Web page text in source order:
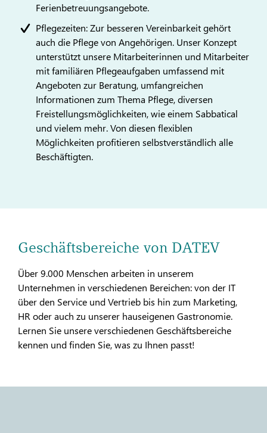
Ferienbetreuungsangebote.
Pflegezeiten: Zur besseren Vereinbarkeit gehört
auch die Pflege von Angehörigen. Unser Konzept
unterstützt unsere Mitarbeiterinnen und Mitarbeiter
mit familiären Pflegeaufgaben umfassend mit
Angeboten zur Beratung, umfangreichen
Informationen zum Thema Pflege, diversen
Freistellungsmöglichkeiten, wie einem Sabbatical
und vielem mehr. Von diesen flexiblen
Möglichkeiten profitieren selbstverständlich alle
Beschäftigten.
Geschäftsbereiche von DATEV
Über 9.000 Menschen arbeiten in unserem
Unternehmen in verschiedenen Bereichen: von der IT
über den Service und Vertrieb bis hin zum Marketing,
HR oder auch zu unserer hauseigenen Gastronomie.
Lernen Sie unsere verschiedenen Geschäftsbereiche
kennen und finden Sie, was zu Ihnen passt!